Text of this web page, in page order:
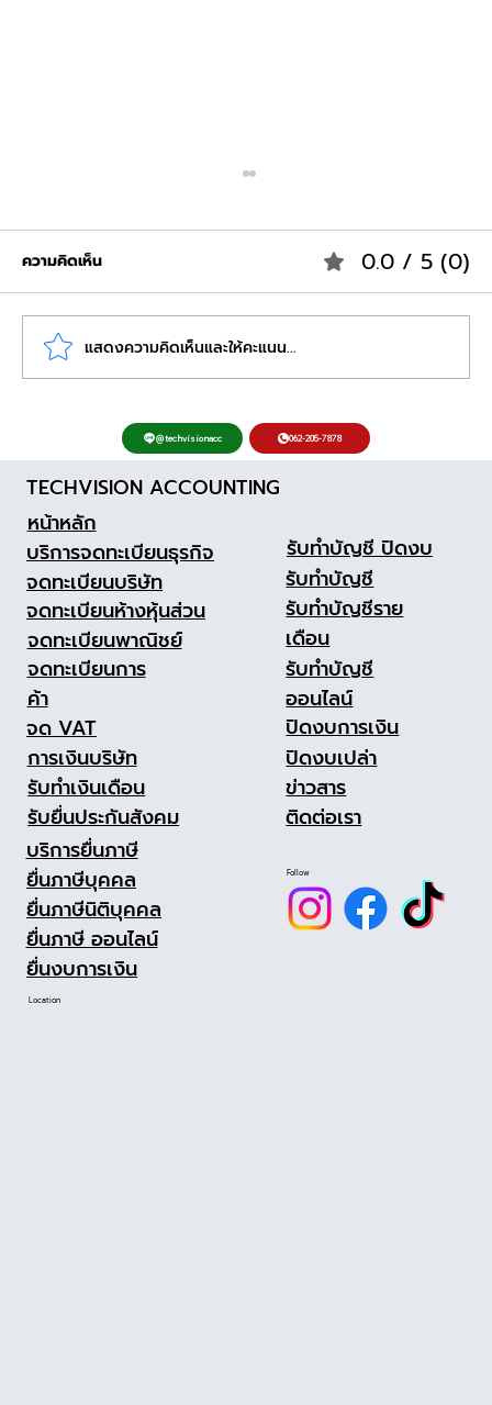
จดทะเบียนพาณิชย์ ใช้เอกสารอะไรบ้าง 2569
เตรียม Checklist ให้ครบก่อนไปยื่นที่เขต
หรือเทศบาล
ความคิดเห็น 0.0 / 5 (0)
แสดงความคิดเห็นและให้คะแนน...
@techvisionacc 062-205-7878
TECHVISION ACCOUNTING
หน้าหลัก
บริการจดทะเบียนธุรกิจ
จดทะเบียนบริษัท
จดทะเบียนห้างหุ้นส่วน
จดทะเบียนพาณิชย์
จดทะเบียนการ
ค้า
จด VAT
การเงินบริษัท
รับทำเงินเดือน
รับยื่นประกันสังคม
บริการยื่นภาษี
ยื่นภาษีบุคคล
ยื่นภาษีนิติบุคคล
ยื่นภาษี ออนไลน์
ยื่นงบการเงิน
รับทำบัญชี ปิดงบ
รับทำบัญชี
รับทำบัญชีราย
เดือน
รับทำบัญชี
ออนไลน์
ปิดงบการเงิน
ปิดงบเปล่า
ข่าวสาร
ติดต่อเรา
Follow
Location